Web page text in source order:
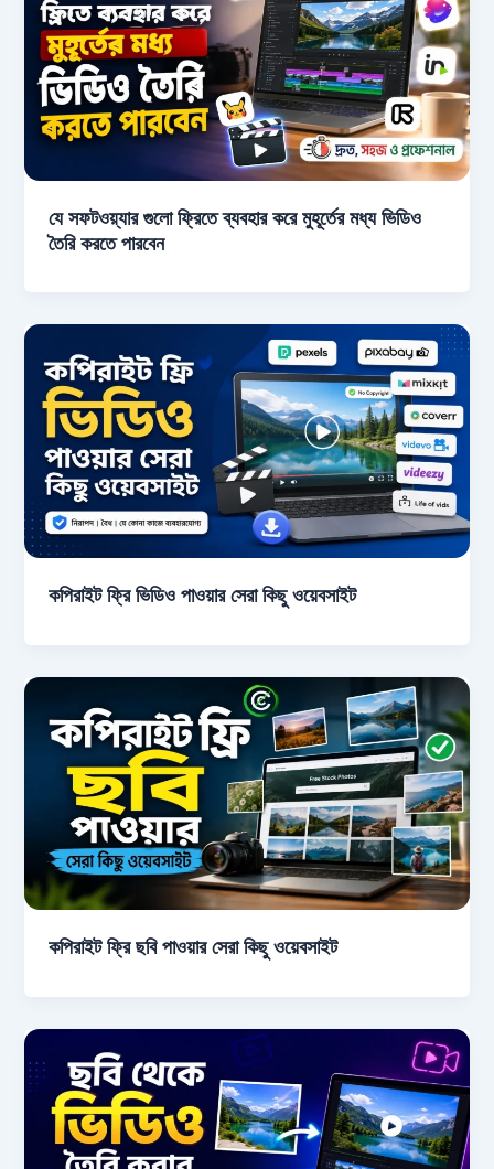
যে সফটওয়্যার গুলো ফ্রিতে ব্যবহার করে মুহূর্তের মধ্য ভিডিও
তৈরি করতে পারবেন
কপিরাইট ফ্রি ভিডিও পাওয়ার সেরা কিছু ওয়েবসাইট
কপিরাইট ফ্রি ছবি পাওয়ার সেরা কিছু ওয়েবসাইট